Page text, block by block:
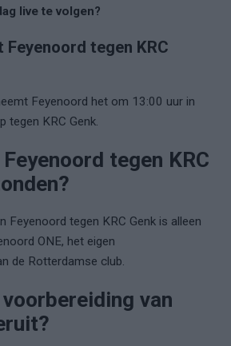
live te volgen?
Feyenoord tegen KRC
Feyenoord het om 13:00 uur in
tegen KRC Genk.
tegen KRC
Feyenoord tegen KRC Genk is alleen
ONE, het eigen
de Rotterdamse club.
van